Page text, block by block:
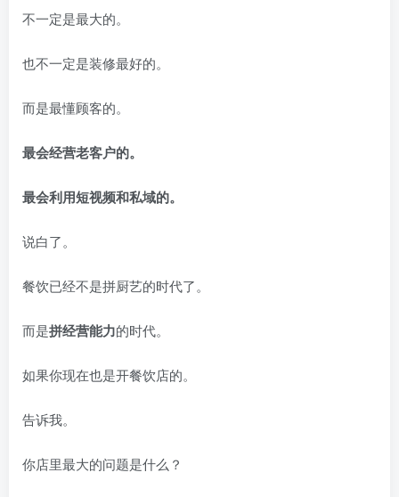
不一定是最大的。
也不一定是装修最好的。
而是最懂顾客的。
最会经营老客户的。
最会利用短视频和私域的。
说白了。
餐饮已经不是拼厨艺的时代了。
而是拼经营能力的时代。
如果你现在也是开餐饮店的。
告诉我。
你店里最大的问题是什么？